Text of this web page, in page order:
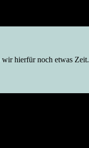
wir hierfür noch etwas Zeit.